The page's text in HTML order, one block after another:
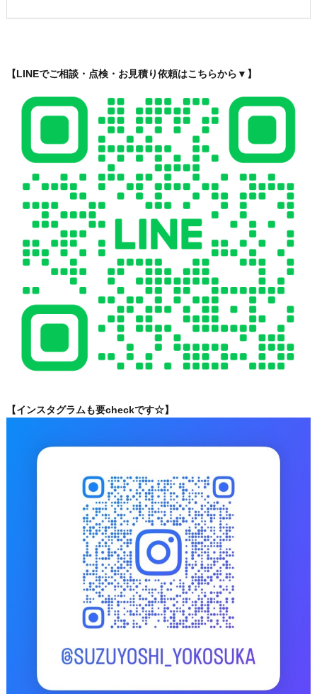
【LINEでご相談・点検・お見積り依頼はこちらから▼】
【インスタグラムも要checkです☆】